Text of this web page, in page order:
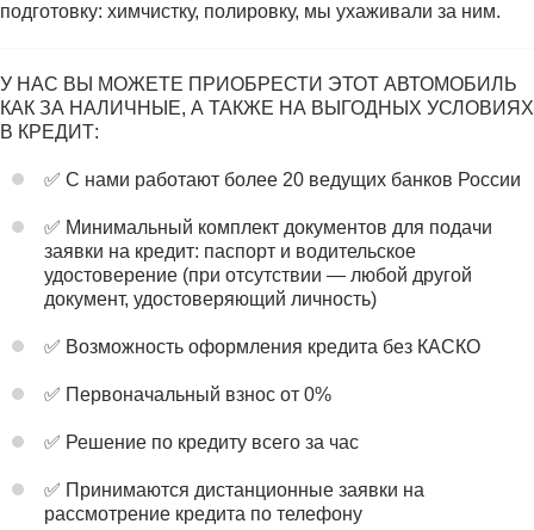
подготовку: химчистку, полировку, мы ухаживали за ним.
У НАС ВЫ МОЖЕТЕ ПРИОБРЕСТИ ЭТОТ АВТОМОБИЛЬ
КАК ЗА НАЛИЧНЫЕ, А ТАКЖЕ НА ВЫГОДНЫХ УСЛОВИЯХ
В КРЕДИТ:
✅ С нами работают более 20 ведущих банков России
✅ Минимальный комплект документов для подачи
заявки на кредит: паспорт и водительское
удостоверение (при отсутствии — любой другой
документ, удостоверяющий личность)
✅ Возможность оформления кредита без КАСКО
✅ Первоначальный взнос от 0%
✅ Решение по кредиту всего за час
✅ Принимаются дистанционные заявки на
рассмотрение кредита по телефону